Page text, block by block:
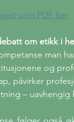
som PDF her
om etikk i
man
og
påvirker
–